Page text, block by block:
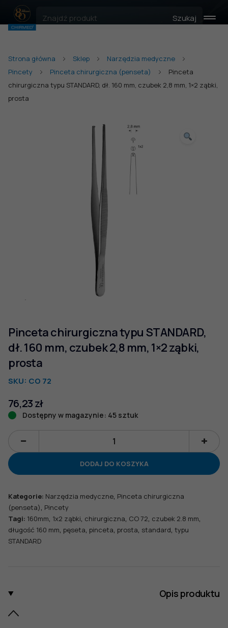
Szukaj
Strona główna Sklep
Narzędzia medyczne
Pincety
Pinceta chirurgiczna (penseta)
Pinceta
chirurgiczna typu STANDARD, dł. 160 mm, czubek 2,8 mm, 1×2 ząbki,
prosta
Pinceta chirurgiczna typu STANDARD,
dł. 160 mm, czubek 2,8 mm, 1×2 ząbki,
prosta
SKU: CO 72
76,23zł
Dostępny w magazynie: 45 sztuk
ilość
chirurgiczna
dł.
mm,
czubek
DODAJ DO KOSZYKA
Kategorie: Narzędzia medyczne, Pinceta chirurgiczna
(penseta), Pincety
Tagi: 160mm, 1x2 ząbki, chirurgiczna, CO 72, czubek 2.8 mm,
długość 160 mm, pęseta, pinceta, prosta, standard, typu
STANDARD
Opis produktu